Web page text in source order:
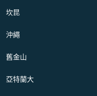
坎昆
沖繩
舊金山
亞特蘭大